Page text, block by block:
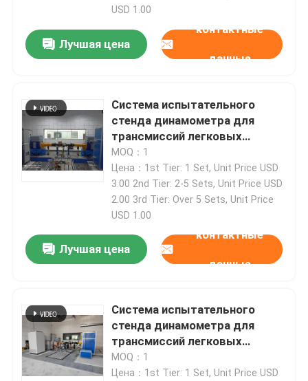
Продукты
Экскурсия по заводу
Контроль качества
Свяжитесь с нами
Новости
Случаи
Силомер вращающего момента
USD 1.00
Лучшая цена
контактные
данные
Система испытательного
стенда динамометра для
трансмиссий легковых
автомобилей SSCG160-
3000/10000 мощностью 160
кВт
MOQ：1
Цена：1st Tier: 1 Set, Unit Price USD
3.00 2nd Tier: 2-5 Sets, Unit Price USD
2.00 3rd Tier: Over 5 Sets, Unit Price
USD 1.00
Лучшая цена
контактные
данные
Система испытательного
стенда динамометра для
трансмиссий легковых
автомобилей SSCG250-
3000/8000 мощностью 250
MOQ：1
Цена：1st Tier: 1 Set, Unit Price USD